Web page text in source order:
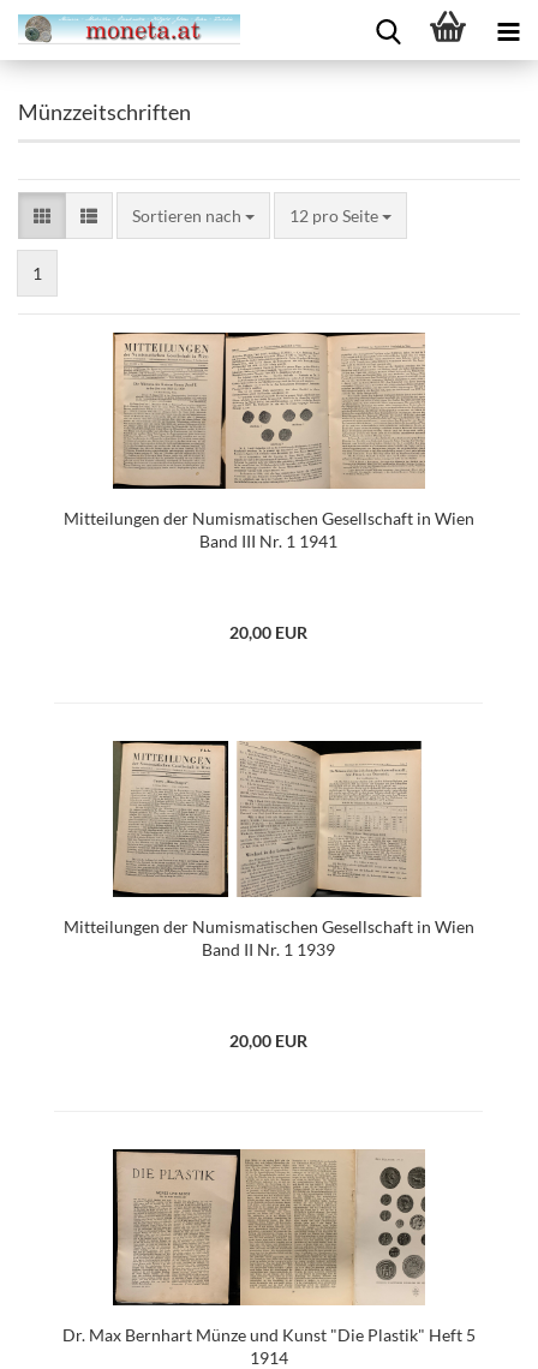
Münzzeitschriften
Sortieren nach 12 pro Seite
1
Mitteilungen der Numismatischen Gesellschaft in Wien
Band III Nr. 1 1941
20,00 EUR
Mitteilungen der Numismatischen Gesellschaft in Wien
Band II Nr. 1 1939
20,00 EUR
Dr. Max Bernhart Münze und Kunst "Die Plastik" Heft 5
1914